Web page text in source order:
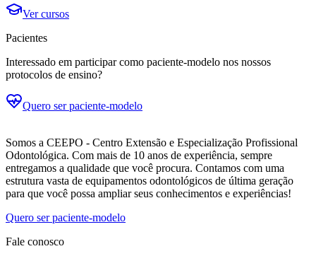
Ver cursos
Pacientes
Interessado em participar como paciente-modelo nos nossos
protocolos de ensino?
Quero ser paciente-modelo
Somos a CEEPO - Centro Extensão e Especialização Profissional
Odontológica. Com mais de 10 anos de experiência, sempre
entregamos a qualidade que você procura. Contamos com uma
estrutura vasta de equipamentos odontológicos de última geração
para que você possa ampliar seus conhecimentos e experiências!
Quero ser paciente-modelo
Fale conosco